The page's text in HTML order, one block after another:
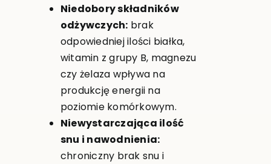
Niedobory składników
odżywczych: brak
odpowiedniej ilości białka,
witamin z grupy B, magnezu
czy żelaza wpływa na
produkcję energii na
poziomie komórkowym.
Niewystarczająca ilość
snu i nawodnienia:
chroniczny brak snu i